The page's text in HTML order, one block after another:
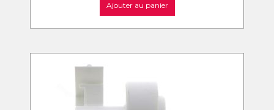
Ajouter au panier